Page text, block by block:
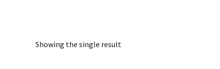
Showing the single result